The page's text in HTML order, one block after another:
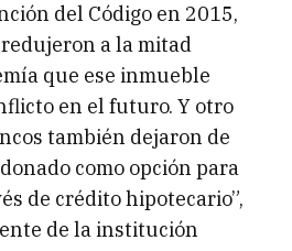
del Código en 2015,
a la mitad
que ese inmueble
en el futuro. Y otro
también dejaron de
como opción para
de crédito hipotecario”,
de la institución